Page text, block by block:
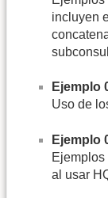
incluyen
Ejemplo
Uso de
Ejemplo
al usar